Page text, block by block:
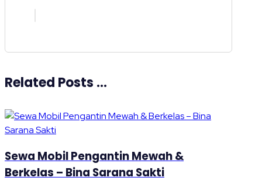
Related Posts ...
Sewa Mobil Pengantin Mewah &
Berkelas – Bina Sarana Sakti